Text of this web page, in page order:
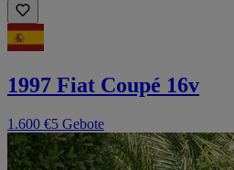
1997 Fiat Coupé 16v
1.600 €5 Gebote